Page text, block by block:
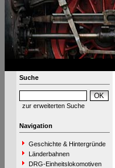
Suche
zur erweiterten Suche
Navigation
Geschichte & Hintergründe
Länderbahnen
DRG-Einheitslokomotiven